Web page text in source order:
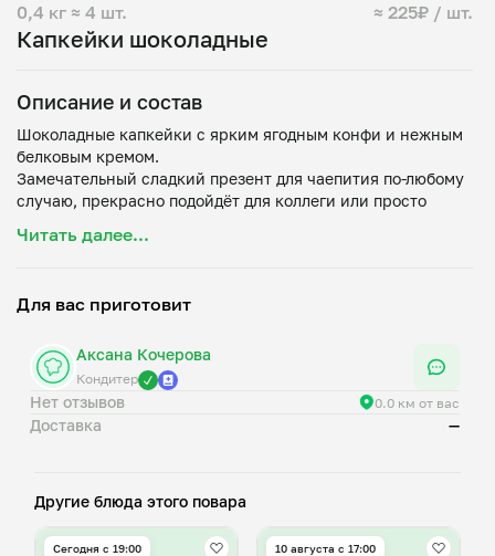
Капкейки шоколадные
0,4 кг ≈ 4 шт. ≈ 225₽ / шт.
Описание и состав
Шоколадные капкейки с ярким ягодным конфи и нежным
белковым кремом.
Замечательный сладкий презент для чаепития по-любому
случаю, прекрасно подойдёт для коллеги или просто
Начинка:
-солёная карамель
Читать далее...
Для вас приготовит
Аксана Кочерова
Кондитер
Нет отзывов 0.0 км от вас
Доставка —
Другие блюда этого повара
Сегодня с 19:00 10 августа с 17:00